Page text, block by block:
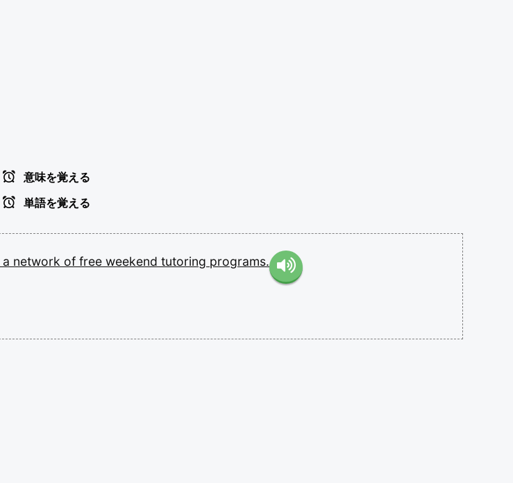
意味を覚える
単語を覚える
a network of free weekend tutoring programs.